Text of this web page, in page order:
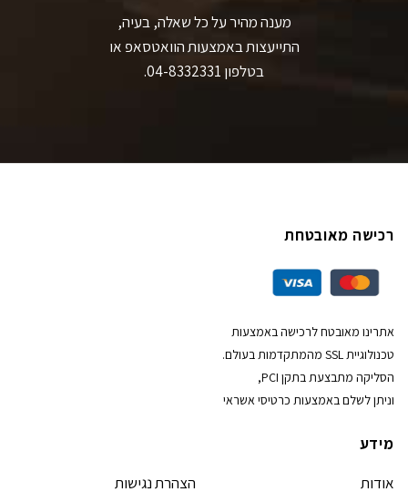
מענה מהיר על כל שאלה, בעיה,
התייעצות באמצעות הוואטסאפ או
בטלפון 04-8332331.
רכישה מאובטחת
אתרינו מאובטח לרכישה באמצעות
טכנולוגיית SSL מהמתקדמות בעולם.
הסליקה מתבצעת בתקן PCI,
וניתן לשלם באמצעות כרטיסי אשראי
מידע
אודות
הצהרת נגישות